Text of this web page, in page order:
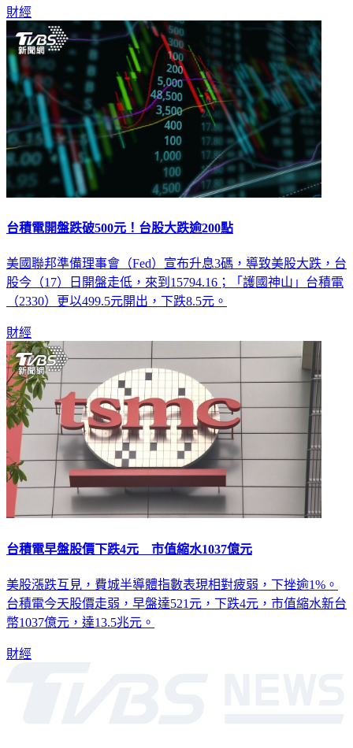
財經
台積電開盤跌破500元！台股大跌逾200點
美國聯邦準備理事會（Fed）宣布升息3碼，導致美股大跌，台
股今（17）日開盤走低，來到15794.16；「護國神山」台積電
（2330）更以499.5元開出，下跌8.5元。
財經
台積電早盤股價下跌4元 市值縮水1037億元
美股漲跌互見，費城半導體指數表現相對疲弱，下挫逾1%。
台積電今天股價走弱，早盤達521元，下跌4元，市值縮水新台
幣1037億元，達13.5兆元。
財經